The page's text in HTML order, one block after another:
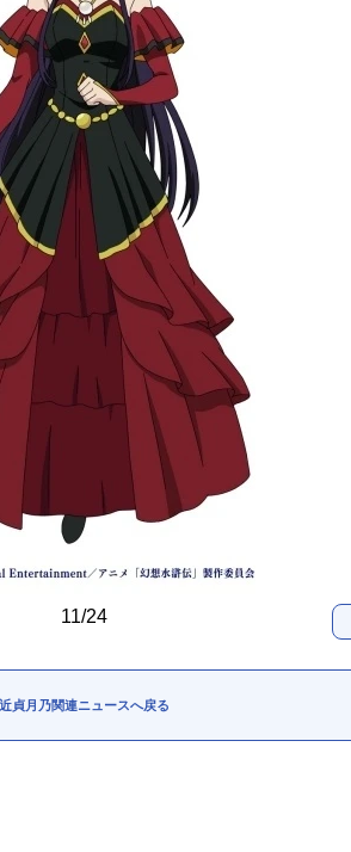
11/24
貞月乃関連ニュースへ戻る